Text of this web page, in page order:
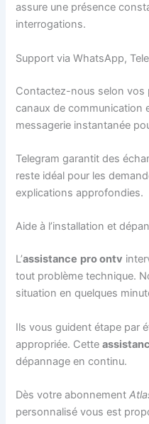
assure une présence
interrogations.
Support via WhatsApp,
Contactez-nous selon vos
canaux de communication
messagerie instantanée
Telegram garantit des
reste idéal pour les
explications approfondies.
Aide à l’installation et
L’assistance pro ontv
tout problème technique.
situation en quelques
Ils vous guident étape par
appropriée. Cette
dépannage en continu.
Dès votre abonnement
personnalisé vous est